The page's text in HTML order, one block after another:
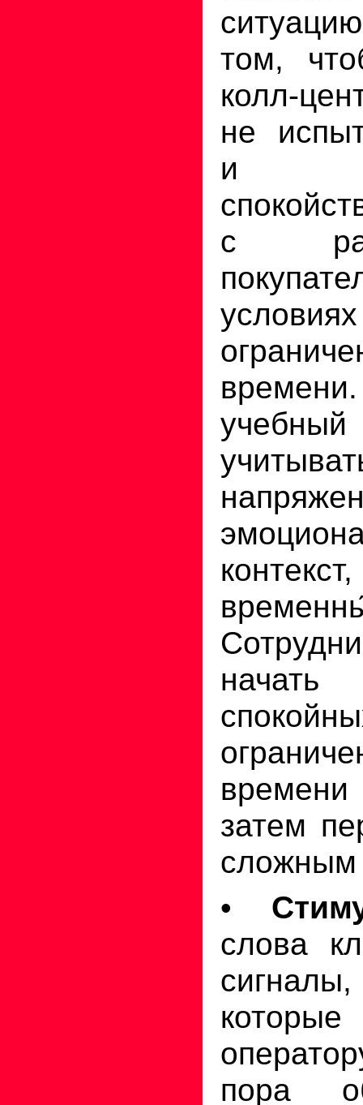
том,
колл-
не
и
с
условиях
затем
•
слова
пора